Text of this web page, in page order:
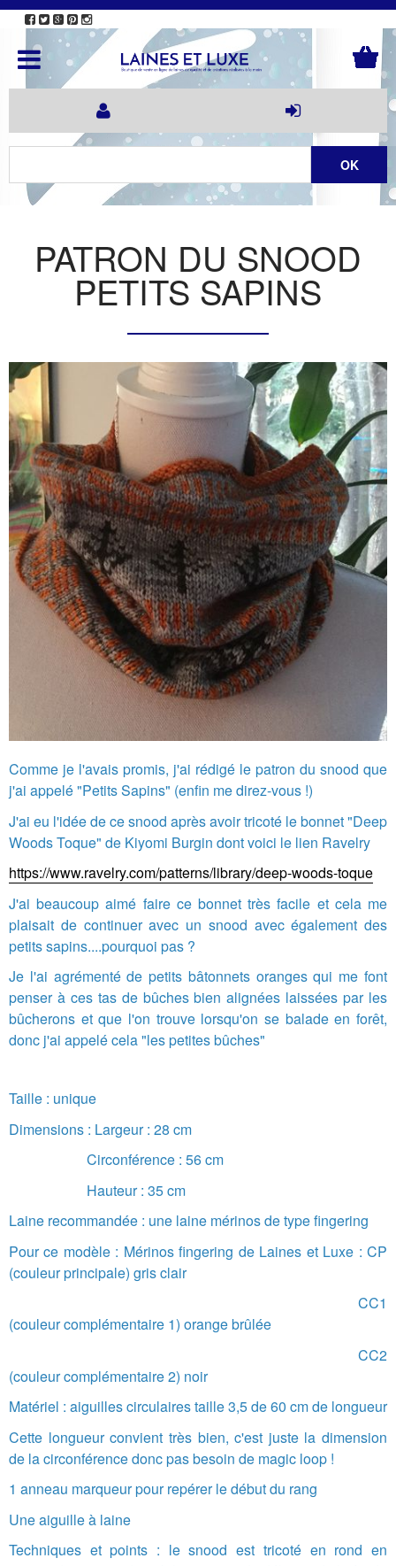
PATRON DU SNOOD
PETITS SAPINS
Comme je l'avais promis, j'ai rédigé le patron du snood que
j'ai appelé "Petits Sapins" (enfin me direz-vous !)
J'ai eu l'idée de ce snood après avoir tricoté le bonnet "Deep
Woods Toque" de Kiyomi Burgin dont voici le lien Ravelry
https://www.ravelry.com/patterns/library/deep-woods-toque
J'ai beaucoup aimé faire ce bonnet très facile et cela me
plaisait de continuer avec un snood avec également des
petits sapins....pourquoi pas ?
Je l'ai agrémenté de petits bâtonnets oranges qui me font
penser à ces tas de bûches bien alignées laissées par les
bûcherons et que l'on trouve lorsqu'on se balade en forêt,
donc j'ai appelé cela "les petites bûches"
Taille : unique
Dimensions : Largeur : 28 cm
Circonférence : 56 cm
Hauteur : 35 cm
Laine recommandée : une laine mérinos de type fingering
Pour ce modèle : Mérinos fingering de Laines et Luxe : CP
(couleur principale) gris clair
CC1
(couleur complémentaire 1) orange brûlée
CC2
(couleur complémentaire 2) noir
Matériel : aiguilles circulaires taille 3,5 de 60 cm de longueur
Cette longueur convient très bien, c'est juste la dimension
de la circonférence donc pas besoin de magic loop !
1 anneau marqueur pour repérer le début du rang
Une aiguille à laine
Techniques et points : le snood est tricoté en rond en